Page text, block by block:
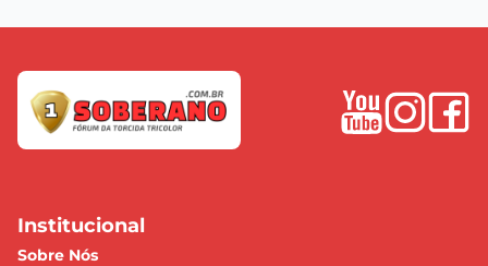
Institucional
Sobre Nós